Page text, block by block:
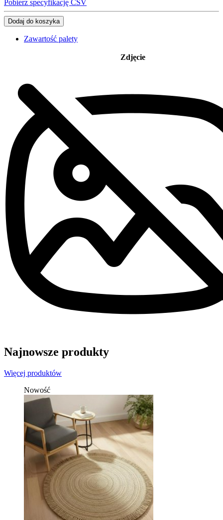
Pobierz specyfikację CSV
Dodaj do koszyka
Zawartość palety
Zdjęcie
Najnowsze produkty
Więcej produktów
Nowość